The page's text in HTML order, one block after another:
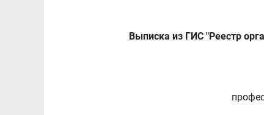
Выписка из ГИС "Реестр